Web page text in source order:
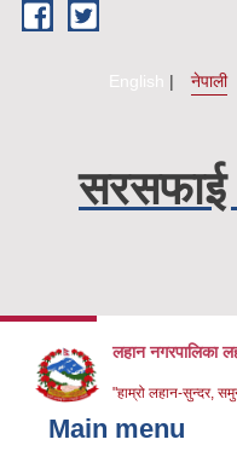
Skip to main content
English नेपाली
सरसफाई
लहान नगरपालिका
"हाम्रो लहान-सुन्दर,
Main menu